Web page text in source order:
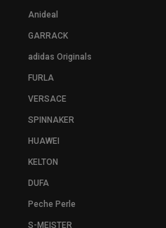
Anideal
GARRACK
adidas Originals
FURLA
VERSACE
SPINNAKER
HUAWEI
KELTON
DUFA
Peche Perle
S-MEISTER